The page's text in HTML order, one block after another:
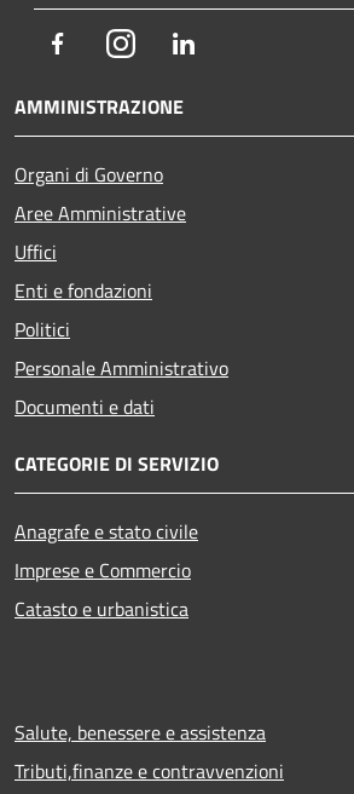
FacebookInstagram
AMMINISTRAZIONE
Organi di Governo
Aree Amministrative
Uffici
Enti e fondazioni
Politici
Personale Amministrativo
Documenti e dati
CATEGORIE DI SERVIZIO
Anagrafe e stato civile
Imprese e Commercio
Catasto e urbanistica
Salute, benessere e assistenza
Tributi,finanze e contravvenzioni